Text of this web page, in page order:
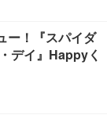
ー！『スパイダ
デイ』Happyく